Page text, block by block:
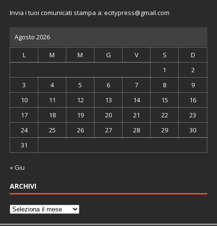
Invia i tuoi comunicati stampa a: ecitypress@gmail.com
Agosto 2026
L M M G V S
D
1
2
3
4 5 6 7 8
9
10
11 12 13 14 15
16
17
18 19 20 21 22
23
24
25 26 27 28 29
30
31
« Giu
ARCHIVI